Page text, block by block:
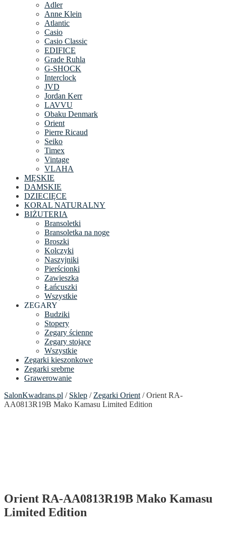
Adler
Anne Klein
Atlantic
Casio
Casio Classic
EDIFICE
Grade Ruhla
G-SHOCK
Interclock
JVD
Jordan Kerr
LAVVU
Obaku Denmark
Orient
Pierre Ricaud
Seiko
Timex
Vintage
VLAHA
MĘSKIE
DAMSKIE
DZIECIĘCE
KORAL NATURALNY
BIŻUTERIA
Bransoletki
Bransoletka na noge
Broszki
Kolczyki
Naszyjniki
Pierścionki
Zawieszka
Łańcuszki
Wszystkie
ZEGARY
Budziki
Stopery
Zegary ścienne
Zegary stojące
Wszystkie
Zegarki kieszonkowe
Zegarki srebrne
Grawerowanie
SalonKwadrans.pl / Sklep / Zegarki Orient / Orient RA-
AA0813R19B Mako Kamasu Limited Edition
Orient RA-AA0813R19B Mako Kamasu
Limited Edition